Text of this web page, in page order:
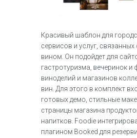
Красивый шаблон для
сервисов и услуг, связанных
вином. Он подойдет для
гастротуризма, вечеринок и
виноделий и магазинов
вин. Для этого в комплект
готовых демо, стильные
страницы магазина
напитков. Foodie
плагином Booked для